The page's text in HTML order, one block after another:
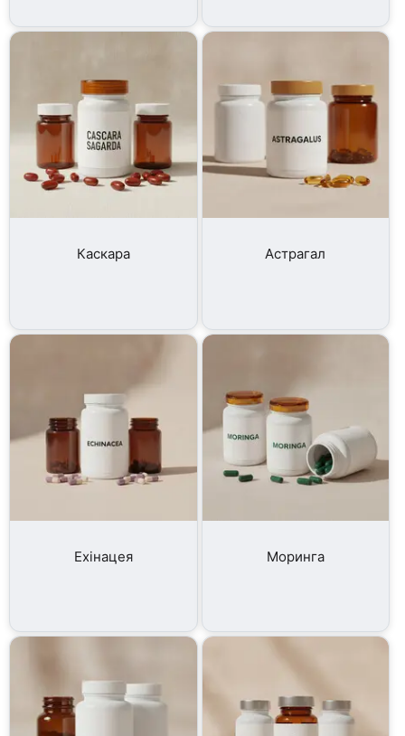
Каскара Астрагал
Ехінацея Моринга